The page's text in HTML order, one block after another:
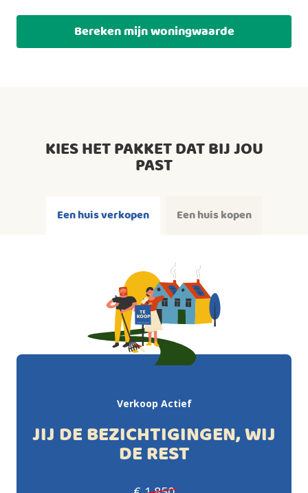
Bereken mijn woningwaarde
KIES HET PAKKET DAT BIJ JOU
PAST
Een huis verkopen Een huis kopen
Verkoop Actief
JIJ DE BEZICHTIGINGEN, WIJ
DE REST